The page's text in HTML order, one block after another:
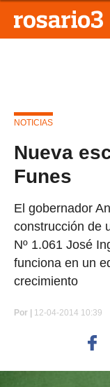
NOTICIAS
Nueva
Funes
El gobernador
construcción de
Nº 1.061 José
funciona en un
crecimiento
Por 12-04-2014 10:39